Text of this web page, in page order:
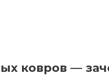
ковров —